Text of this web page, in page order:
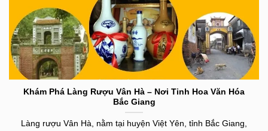
Khám Phá Làng Rượu Vân Hà – Nơi Tinh Hoa Văn Hóa
Bắc Giang
Làng rượu Vân Hà, nằm tại huyện Việt Yên, tỉnh Bắc Giang,